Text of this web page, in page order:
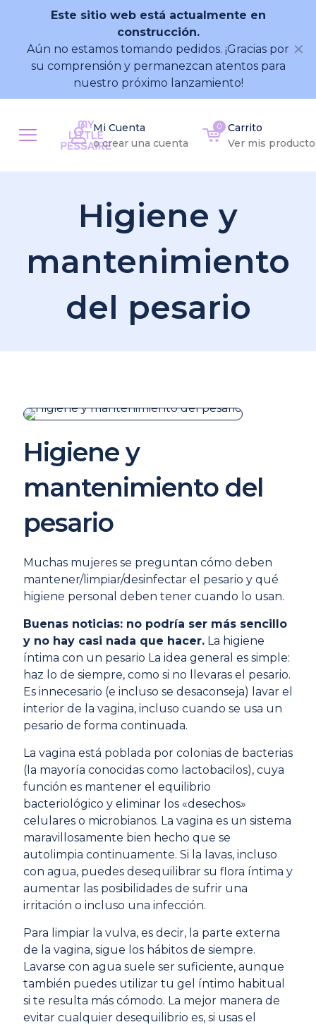
Este sitio web está actualmente en
construcción.
Aún no estamos tomando pedidos. ¡Gracias por
su comprensión y permanezcan atentos para
nuestro próximo lanzamiento!
✕
Mi Cuenta
o crear una cuenta
0
Carrito
Ver mis
Higiene y
mantenimiento
del pesario
Higiene y
mantenimiento del
pesario
Muchas mujeres se preguntan cómo deben
mantener/limpiar/desinfectar el pesario y qué
higiene personal deben tener cuando lo usan.
Buenas noticias: no podría ser más sencillo
y no hay casi nada que hacer. La higiene
íntima con un pesario La idea general es simple:
haz lo de siempre, como si no llevaras el pesario.
Es innecesario (e incluso se desaconseja) lavar el
interior de la vagina, incluso cuando se usa un
pesario de forma continuada.
La vagina está poblada por colonias de bacterias
(la mayoría conocidas como lactobacilos), cuya
función es mantener el equilibrio
bacteriológico y eliminar los «desechos»
celulares o microbianos. La vagina es un sistema
maravillosamente bien hecho que se
autolimpia continuamente. Si la lavas, incluso
con agua, puedes desequilibrar su flora íntima y
aumentar las posibilidades de sufrir una
irritación o incluso una infección.
Para limpiar la vulva, es decir, la parte externa
de la vagina, sigue los hábitos de siempre.
Lavarse con agua suele ser suficiente, aunque
también puedes utilizar tu gel íntimo habitual
si te resulta más cómodo. La mejor manera de
evitar cualquier desequilibrio es, si usas el